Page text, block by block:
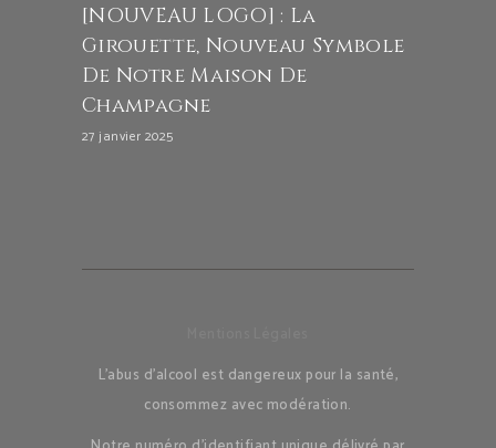
[NOUVEAU LOGO] : La
Girouette, Nouveau Symbole
De Notre Maison De
Champagne
27 janvier 2025
L’abus d’alcool est dangereux pour la santé,
consommez avec modération.